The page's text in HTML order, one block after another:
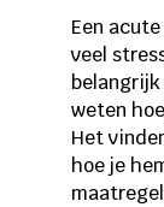
Een
veel
weten
Het
hoe je